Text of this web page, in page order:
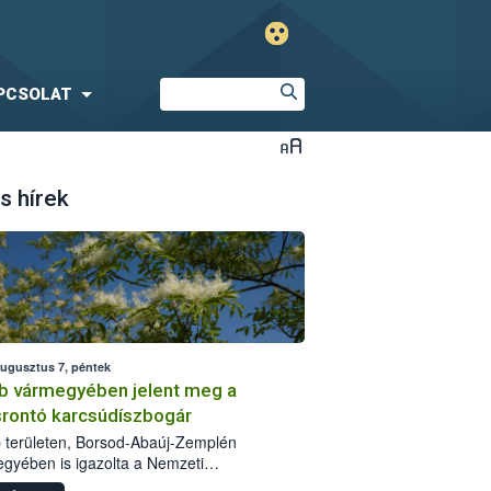
hírek
7, péntek
vármegyében jelent meg a
karcsúdíszbogár
területen, Borsod-Abaúj-Zemplén
is igazolta a Nemzeti
biztonsági Hivatal (Nébih) a